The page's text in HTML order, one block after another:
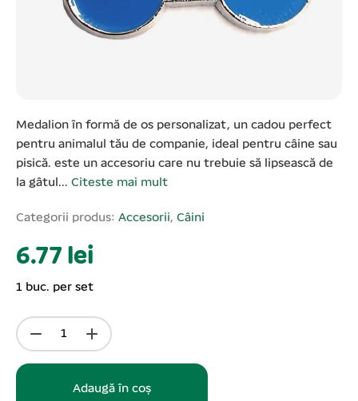
Medalion în formă de os personalizat, un cadou perfect
pentru animalul tău de companie, ideal pentru câine sau
pisică. este un accesoriu care nu trebuie să lipsească de
la gâtul... Citeste mai mult
Categorii produs: Accesorii, Câini
6.77 lei
1 buc. per set
Adaugă în coș